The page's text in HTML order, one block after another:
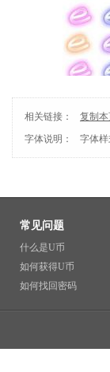
相关链接： 复制
字体说明：
字体
常见问题
什么是U币
如何获得U币
如何找回密码